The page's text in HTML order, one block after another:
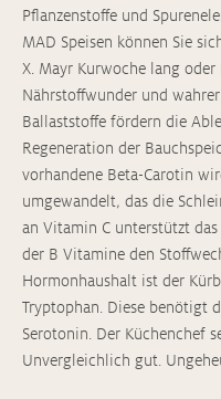
Pflanzenstoffe und
MAD Speisen können Sie
X. Mayr Kurwoche lang
Nährstoffwunder und
Ballaststoffe fördern die
Regeneration der
vorhandene Beta-Carotin
umgewandelt, das die
an Vitamin C unterstützt
der B Vitamine den
Hormonhaushalt ist der
Tryptophan. Diese benötigt
Serotonin. Der Küchenchef
Unvergleichlich gut.